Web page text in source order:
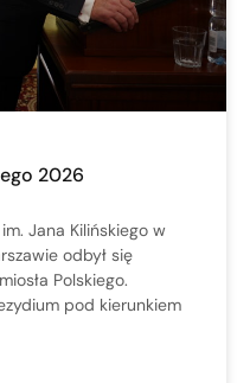
2026
Jana Kilińskiego w
odbył się
Polskiego.
pod kierunkiem